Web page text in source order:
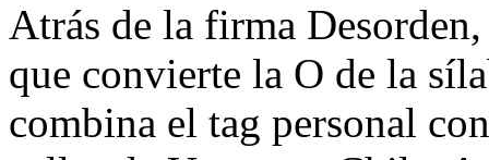
Atrás de la firma
que convierte la O de la
combina el tag personal